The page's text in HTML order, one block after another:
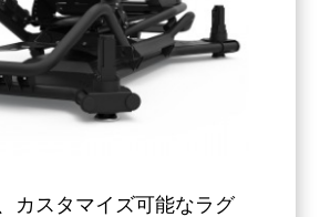
カスタマイズ可能なラグ